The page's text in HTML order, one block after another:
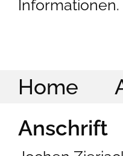
Informationen.
Home
Anschrift